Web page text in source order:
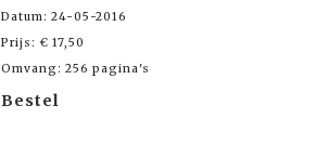
Datum: 24-05-2016
Prijs: € 17,50
Omvang: 256 pagina's
Bestel